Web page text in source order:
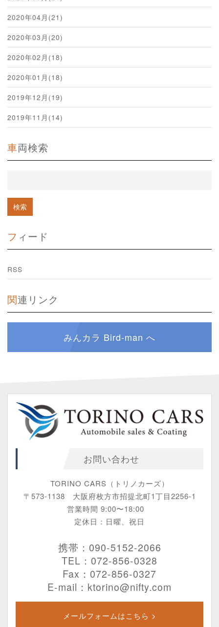
2020年04月(21)
2020年03月(20)
2020年02月(18)
2020年01月(18)
2019年12月(19)
2019年11月(14)
車両検索
フィード
RSS
関連リンク
みんカラ Bird-man へ
お問い合わせ
TORINO CARS（トリノカーズ）
〒573-1138 大阪府枚方市招提北町1丁目2256-1
営業時間 9:00〜18:00
定休日：日曜、祝日
携帯：090-5152-2066
TEL：072-856-0328
Fax：072-856-0327
E-mail：ktorino@nifty.com
メールフォームはこちら >